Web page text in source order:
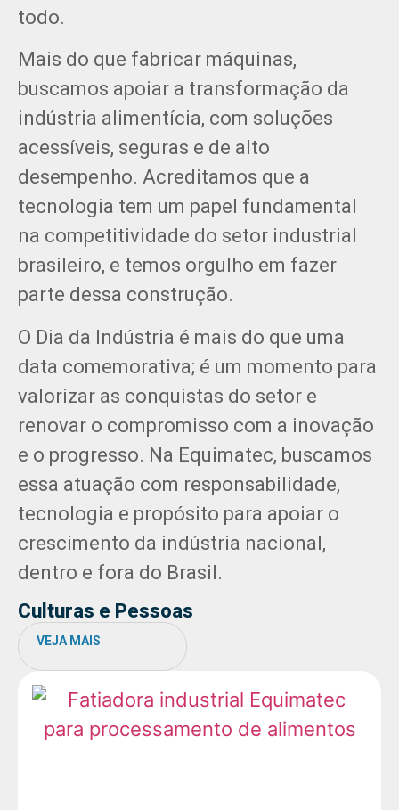
todo.
Mais do que fabricar máquinas,
buscamos apoiar a transformação da
indústria alimentícia, com soluções
acessíveis, seguras e de alto
desempenho. Acreditamos que a
tecnologia tem um papel fundamental
na competitividade do setor industrial
brasileiro, e temos orgulho em fazer
parte dessa construção.
O Dia da Indústria é mais do que uma
data comemorativa; é um momento para
valorizar as conquistas do setor e
renovar o compromisso com a inovação
e o progresso. Na Equimatec, buscamos
essa atuação com responsabilidade,
tecnologia e propósito para apoiar o
crescimento da indústria nacional,
dentro e fora do Brasil.
Culturas e Pessoas
VEJA MAIS